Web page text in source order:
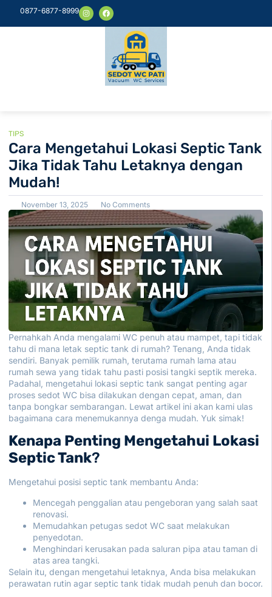
0877-6877-8999
TIPS
Cara Mengetahui Lokasi Septic Tank
Jika Tidak Tahu Letaknya dengan
Mudah!
November 13, 2025 No Comments
Pernahkah Anda mengalami WC penuh atau mampet, tapi tidak
tahu di mana letak septic tank di rumah? Tenang, Anda tidak
sendiri. Banyak pemilik rumah, terutama rumah lama atau
rumah sewa yang tidak tahu pasti posisi tangki septik mereka.
Padahal, mengetahui lokasi septic tank sangat penting agar
proses sedot WC bisa dilakukan dengan cepat, aman, dan
tanpa bongkar sembarangan. Lewat artikel ini akan kami ulas
bagaimana cara menemukannya denga mudah. Yuk simak!
Kenapa Penting Mengetahui Lokasi
Septic Tank?
Mengetahui posisi septic tank membantu Anda:
Mencegah penggalian atau pengeboran yang salah saat
renovasi.
Memudahkan petugas sedot WC saat melakukan
penyedotan.
Menghindari kerusakan pada saluran pipa atau taman di
atas area tangki.
Selain itu, dengan mengetahui letaknya, Anda bisa melakukan
perawatan rutin agar septic tank tidak mudah penuh dan bocor.